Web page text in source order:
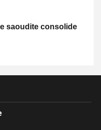
saoudite consolide